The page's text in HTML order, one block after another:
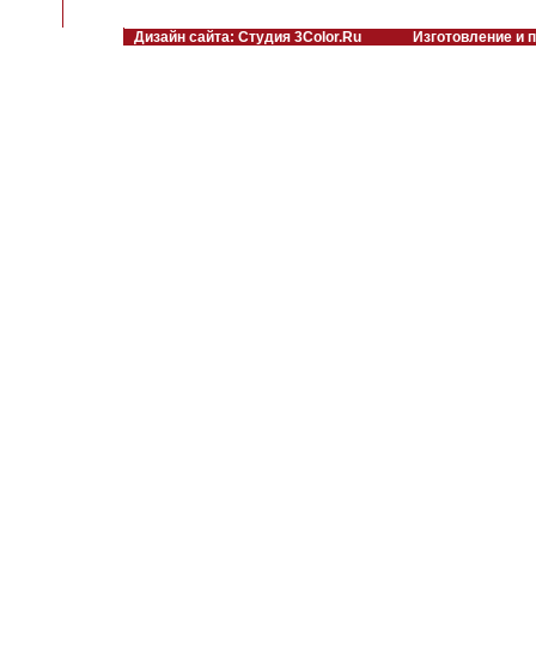
Дизайн сайта: Студия 3Color.Ru Изготовление и